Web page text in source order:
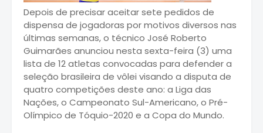
Depois de precisar aceitar sete pedidos de
dispensa de jogadoras por motivos diversos nas
últimas semanas, o técnico José Roberto
Guimarães anunciou nesta sexta-feira (3) uma
lista de 12 atletas convocadas para defender a
seleção brasileira de vôlei visando a disputa de
quatro competições deste ano: a Liga das
Nações, o Campeonato Sul-Americano, o Pré-
Olímpico de Tóquio-2020 e a Copa do Mundo.